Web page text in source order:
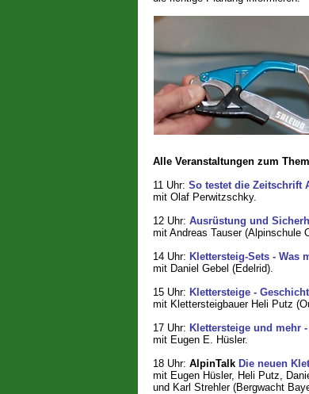
Alle Veranstaltungen zum
11 Uhr: So testet die Zeitschrift
mit Olaf Perwitzschky.
12 Uhr: Ausrüstung und
mit Andreas Tauser (Alpinschule
14 Uhr: Klettersteig-Sets - Was
mit Daniel Gebel (Edelrid).
15 Uhr: Klettersteige -
mit Klettersteigbauer Heli Putz
17 Uhr: Klettersteige und mehr
mit Eugen E. Hüsler.
18 Uhr: AlpinTalk Die neuen
mit Eugen Hüsler, Heli Putz,
und Karl Strehler (Bergwacht